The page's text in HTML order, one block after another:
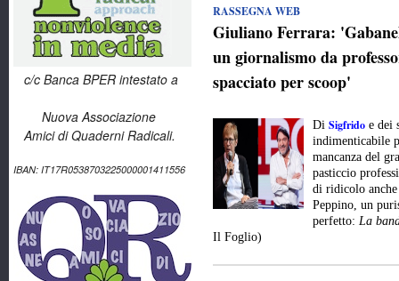
c/c Banca BPER intestato a
Nuova Associazione
Amici di Quaderni Radicali.
IBAN: IT17R0538703225000001411556
RASSEGNA WEB
Giuliano Ferrara:
un giornalismo da
spacciato per scoop'
Di Sigfrido e dei
indimenticabile
mancanza del
pasticcio
di ridicolo anche
Peppino, un
perfetto: La
Il Foglio)